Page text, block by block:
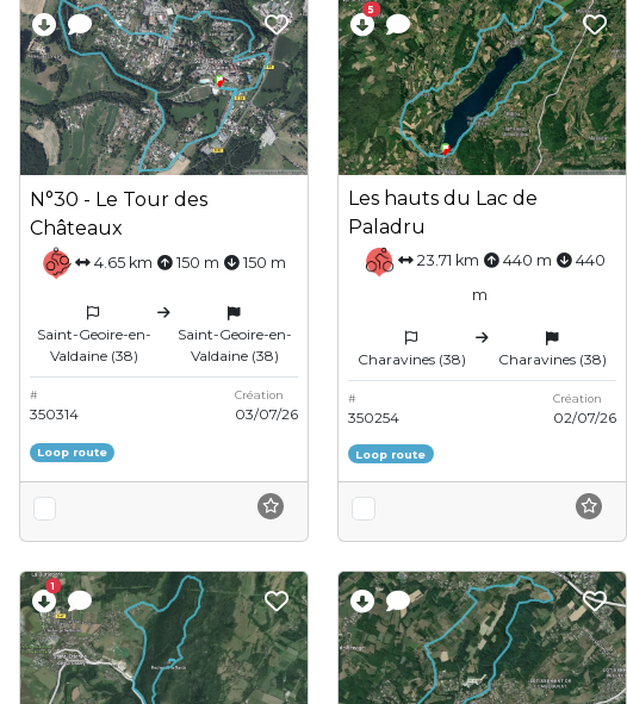
N°30 - Le Tour des
Châteaux
4.65 km 150 m 150 m
Saint-Geoire-en-
Valdaine (38)
Saint-Geoire-en-
Valdaine (38)
#
350314
Création
03/07/26
Loop route
5
Les hauts du Lac de
Paladru
23.71 km 440 m
440
m
Charavines (38) Charavines (38)
#
350254
Création
02/07/26
Loop route
1